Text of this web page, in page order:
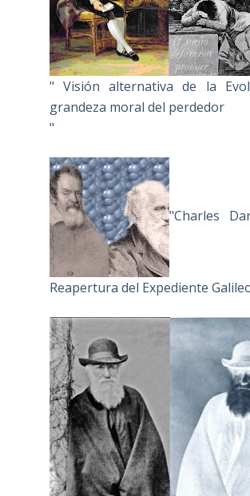
" Visión alternativa de la
grandeza moral del perdedor
"
"Charles
Reapertura del Expediente